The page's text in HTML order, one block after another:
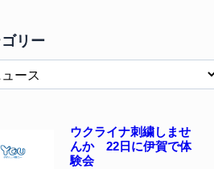
リー
ウクライナ刺繍しませ
んか 22日に伊賀で体
験会